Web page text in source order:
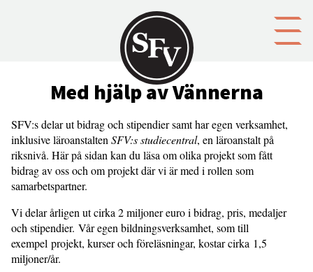
Med hjälp av Vännerna
SFV:s delar ut bidrag och stipendier samt har egen verksamhet,
inklusive läroanstalten SFV:s studiecentral, en läroanstalt på
riksnivå. Här på sidan kan du läsa om olika projekt som fått
bidrag av oss och om projekt där vi är med i rollen som
samarbetspartner.
Vi delar årligen ut cirka 2 miljoner euro i bidrag, pris, medaljer
och stipendier. Vår egen bildningsverksamhet, som till
exempel projekt, kurser och föreläsningar, kostar cirka 1,5
miljoner/år.